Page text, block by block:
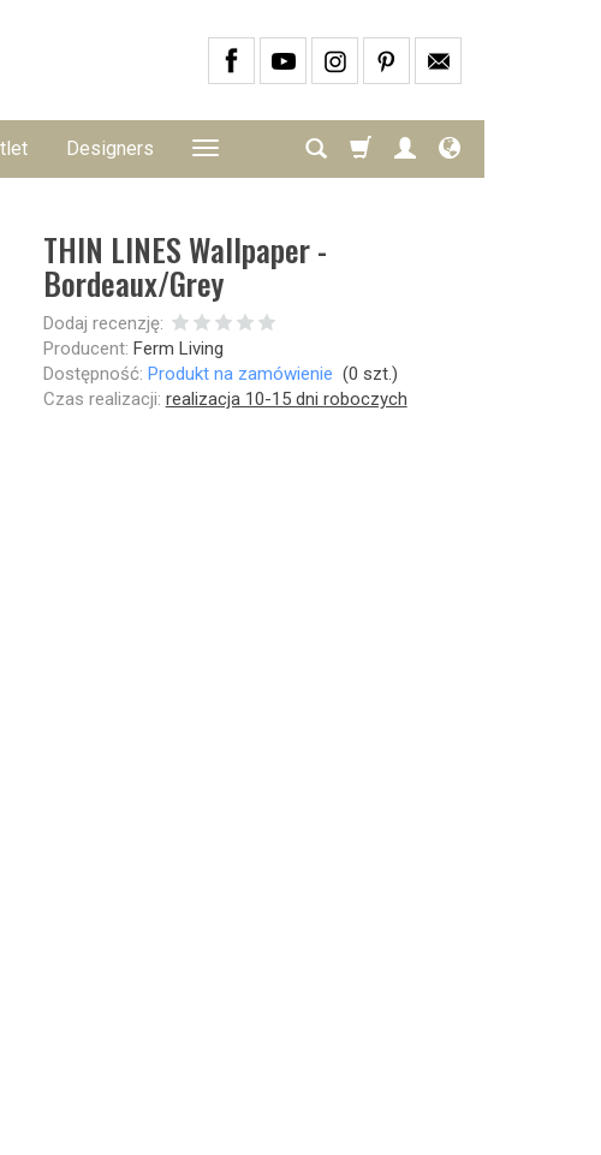
Designers
THIN LINES Wallpaper -
Bordeaux/Grey
Dodaj recenzję:
Producent: Ferm Living
Dostępność: Produkt na zamówienie (0 szt.)
Czas realizacji: realizacja 10-15 dni roboczych